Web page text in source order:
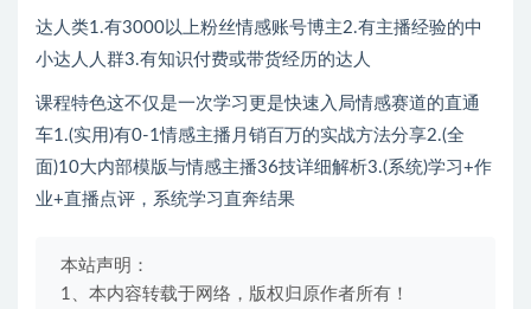
达人类1.有3000以上粉丝情感账号博主2.有主播经验的中
小达人人群3.有知识付费或带货经历的达人
课程特色这不仅是一次学习更是快速入局情感赛道的直通
车1.(实用)有0-1情感主播月销百万的实战方法分享2.(全
面)10大内部模版与情感主播36技详细解析3.(系统)学习+作
业+直播点评，系统学习直奔结果
本站声明：
1、本内容转载于网络，版权归原作者所有！